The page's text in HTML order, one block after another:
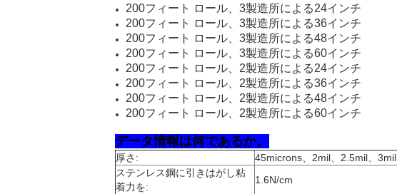
200フィート ロール、3製造所による24インチ
200フィート ロール、3製造所による36インチ
200フィート ロール、3製造所による48インチ
200フィート ロール、3製造所による60インチ
200フィート ロール、2製造所による24インチ
200フィート ロール、2製造所による36インチ
200フィート ロール、2製造所による48インチ
200フィート ロール、2製造所による60インチ
データ情報は何であるか。
厚さ:
45microns、2mil、2.5mil、3mil
ステンレス鋼に引きはがし粘
着力を:
1.6N/cm